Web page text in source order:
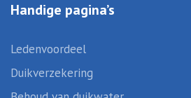
Handige pagina’s
Ledenvoordeel
Duikverzekering